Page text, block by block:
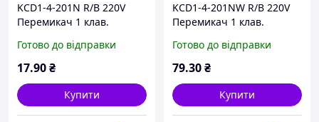
KCD1-4-201N R/B 220V
Перемикач 1 клав.
підсвічуванням
Готово до відправки
17.90₴
Купити
KCD1-4-201NW R/B 220V
Перемикач 1 клав.
підсвічуванням
Готово до відправки
79.30₴
Купити